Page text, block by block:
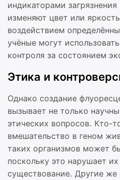
индикаторами
изменяют цвет или
воздействием
учёные могут
контроля за состоянием
Этика и
Однако создание
вызывает не только
этических вопросов. Кто-
вмешательство в геном
таких организмов может
поскольку это нарушает
существование. Другие